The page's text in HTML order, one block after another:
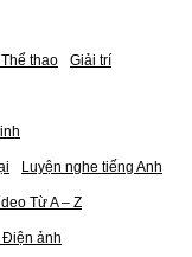
thao Giải trí
Luyện nghe tiếng Anh
Từ A – Z
Điện ảnh